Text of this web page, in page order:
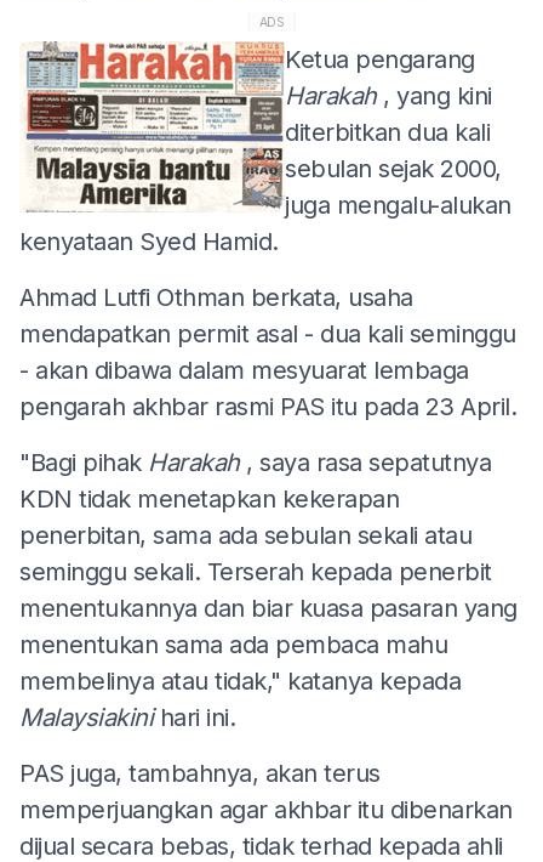
ADS
Ketua pengarang
Harakah , yang kini
diterbitkan dua kali
sebulan sejak 2000,
juga mengalu-alukan
kenyataan Syed Hamid.
Ahmad Lutfi Othman berkata, usaha
mendapatkan permit asal - dua kali seminggu
- akan dibawa dalam mesyuarat lembaga
pengarah akhbar rasmi PAS itu pada 23 April.
"Bagi pihak Harakah , saya rasa sepatutnya
KDN tidak menetapkan kekerapan
penerbitan, sama ada sebulan sekali atau
seminggu sekali. Terserah kepada penerbit
menentukannya dan biar kuasa pasaran yang
menentukan sama ada pembaca mahu
membelinya atau tidak," katanya kepada
Malaysiakini hari ini.
PAS juga, tambahnya, akan terus
memperjuangkan agar akhbar itu dibenarkan
dijual secara bebas, tidak terhad kepada ahli